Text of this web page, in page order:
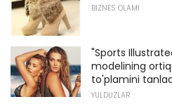
BIZNES OLAMI
"Sports
modelining
to'plamini
YULDUZLAR